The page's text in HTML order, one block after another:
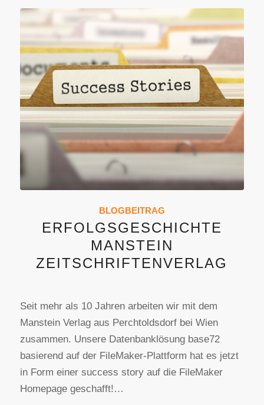
BLOGBEITRAG
ERFOLGSGESCHICHTE
MANSTEIN
ZEITSCHRIFTENVERLAG
Seit mehr als 10 Jahren arbeiten wir mit dem
Manstein Verlag aus Perchtoldsdorf bei Wien
zusammen. Unsere Datenbanklösung base72
basierend auf der FileMaker-Plattform hat es jetzt
in Form einer success story auf die FileMaker
Homepage geschafft!…